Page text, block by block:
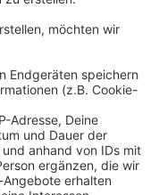
Die
in Köln,
gemacht
geht es
als einer
Anhalt hat die
Autos nach